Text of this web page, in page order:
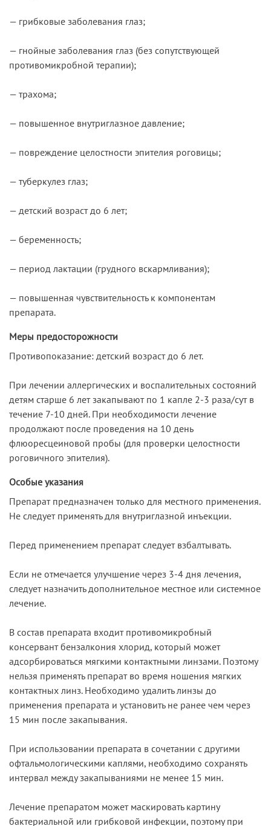
— грибковые заболевания глаз;
— гнойные заболевания глаз (без сопутствующей
противомикробной терапии);
— трахома;
— повышенное внутриглазное давление;
— повреждение целостности эпителия роговицы;
— туберкулез глаз;
— детский возраст до 6 лет;
— беременность;
— период лактации (грудного вскармливания);
— повышенная чувствительность к компонентам
препарата.
Меры предосторожности
Противопоказание: детский возраст до 6 лет.
При лечении аллергических и воспалительных состояний
детям старше 6 лет закапывают по 1 капле 2-3 раза/сут в
течение 7-10 дней. При необходимости лечение
продолжают после проведения на 10 день
флюоресцеиновой пробы (для проверки целостности
роговичного эпителия).
Особые указания
Препарат предназначен только для местного применения.
Не следует применять для внутриглазной инъекции.
Перед применением препарат следует взбалтывать.
Если не отмечается улучшение через 3-4 дня лечения,
следует назначить дополнительное местное или системное
лечение.
В состав препарата входит противомикробный
консервант бензалкония хлорид, который может
адсорбироваться мягкими контактными линзами. Поэтому
нельзя применять препарат во время ношения мягких
контактных линз. Необходимо удалить линзы до
применения препарата и установить не ранее чем через
15 мин после закапывания.
При использовании препарата в сочетании с другими
офтальмологическими каплями, необходимо сохранять
интервал между закапываниями не менее 15 мин.
Лечение препаратом может маскировать картину
бактериальной или грибковой инфекции, поэтому при